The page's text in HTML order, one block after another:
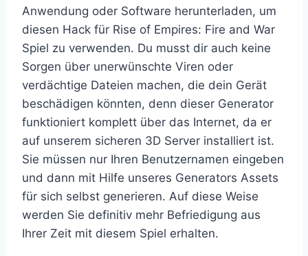
Anwendung oder Software herunterladen, um
diesen Hack für Rise of Empires: Fire and War
Spiel zu verwenden. Du musst dir auch keine
Sorgen über unerwünschte Viren oder
verdächtige Dateien machen, die dein Gerät
beschädigen könnten, denn dieser Generator
funktioniert komplett über das Internet, da er
auf unserem sicheren 3D Server installiert ist.
Sie müssen nur Ihren Benutzernamen eingeben
und dann mit Hilfe unseres Generators Assets
für sich selbst generieren. Auf diese Weise
werden Sie definitiv mehr Befriedigung aus
Ihrer Zeit mit diesem Spiel erhalten.